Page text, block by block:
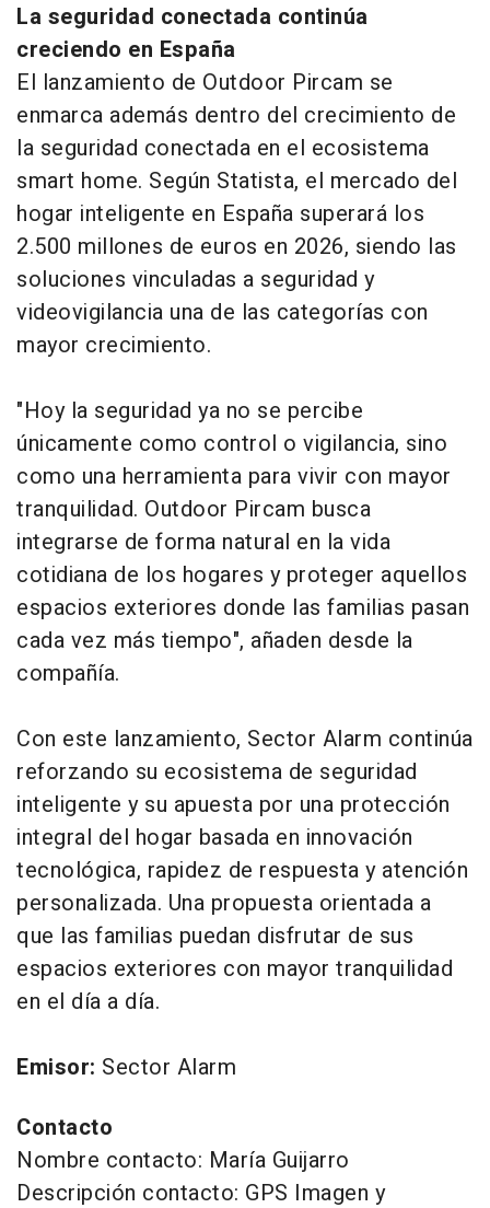
La seguridad conectada continúa
creciendo en España
El lanzamiento de Outdoor Pircam se
enmarca además dentro del crecimiento de
la seguridad conectada en el ecosistema
smart home. Según Statista, el mercado del
hogar inteligente en España superará los
2.500 millones de euros en 2026, siendo las
soluciones vinculadas a seguridad y
videovigilancia una de las categorías con
mayor crecimiento.
"Hoy la seguridad ya no se percibe
únicamente como control o vigilancia, sino
como una herramienta para vivir con mayor
tranquilidad. Outdoor Pircam busca
integrarse de forma natural en la vida
cotidiana de los hogares y proteger aquellos
espacios exteriores donde las familias pasan
cada vez más tiempo", añaden desde la
compañía.
Con este lanzamiento, Sector Alarm continúa
reforzando su ecosistema de seguridad
inteligente y su apuesta por una protección
integral del hogar basada en innovación
tecnológica, rapidez de respuesta y atención
personalizada. Una propuesta orientada a
que las familias puedan disfrutar de sus
espacios exteriores con mayor tranquilidad
en el día a día.
Emisor: Sector Alarm
Contacto
Nombre contacto: María Guijarro
Descripción contacto: GPS Imagen y